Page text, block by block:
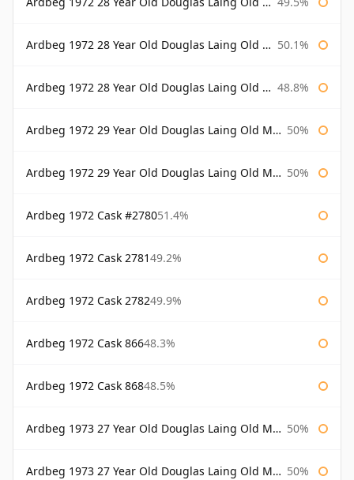
Ardbeg 1972 28 Year Old Douglas Laing Old Malt Cask Bottled 2000 50.1%
Ardbeg 1972 28 Year Old Douglas Laing Old Malt Cask Bottled 2001 48.8%
Ardbeg 1972 29 Year Old Douglas Laing Old Malt Cask 50%
Ardbeg 1972 29 Year Old Douglas Laing Old Malt Cask Bottled 2001 50%
Ardbeg 1972 Cask #278051.4%
Ardbeg 1972 Cask 278149.2%
Ardbeg 1972 Cask 278249.9%
Ardbeg 1972 Cask 86648.3%
Ardbeg 1972 Cask 86848.5%
Ardbeg 1973 27 Year Old Douglas Laing Old Malt Cask 50%
Ardbeg 1973 27 Year Old Douglas Laing Old Malt Cask Bottled 2000 50%